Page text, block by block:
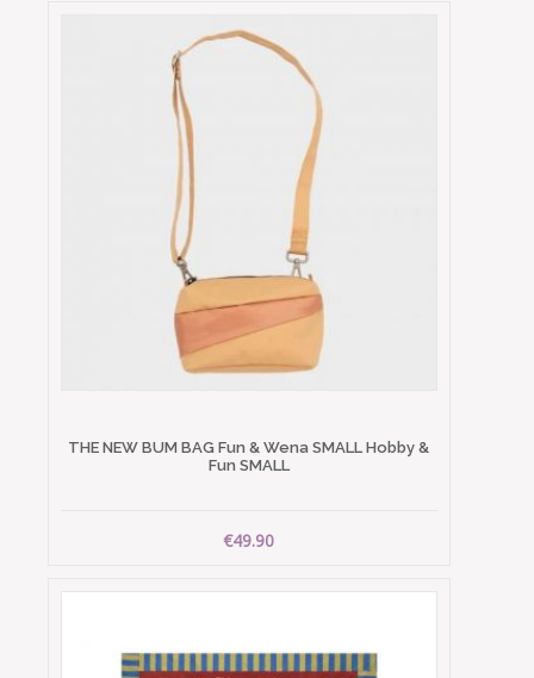
THE NEW BUM BAG Fun & Wena SMALL Hobby &
Fun SMALL
€49.90